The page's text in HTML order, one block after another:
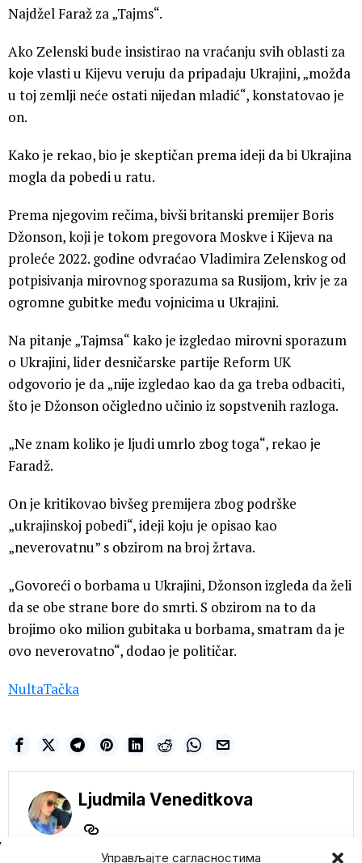
Управљајте сагласностима
Najdžel Faraž za „Tajms“.
Ako Zelenski bude insistirao na vraćanju svih oblasti za
koje vlasti u Kijevu veruju da pripadaju Ukrajini, „možda
u toj zemlji neće ostati nijedan mladić“, konstatovao je
on.
Kako je rekao, bio je skeptičan prema ideji da bi Ukrajina
mogla da pobedi u ratu.
Prema njegovim rečima, bivši britanski premijer Boris
Džonson, koji je tokom pregovora Moskve i Kijeva na
proleće 2022. godine odvraćao Vladimira Zelenskog od
potpisivanja mirovnog sporazuma sa Rusijom, kriv je za
ogromne gubitke među vojnicima u Ukrajini.
Na pitanje „Tajmsa“ kako je izgledao mirovni sporazum
o Ukrajini, lider desničarske partije Reform UK
odgovorio je da „nije izgledao kao da ga treba odbaciti,
što je Džonson očigledno učinio iz sopstvenih razloga.
„Ne znam koliko je ljudi umrlo zbog toga“, rekao je
Faradž.
On je kritikovao bivšeg premijera zbog podrške
„ukrajinskoj pobedi“, ideji koju je opisao kao
„neverovatnu” s obzirom na broj žrtava.
„Govoreći o borbama u Ukrajini, Džonson izgleda da želi
da se obe strane bore do smrti. S obzirom na to da
brojimo oko milion gubitaka u borbama, smatram da je
ovo neverovatno“, dodao je političar.
NultaTačka
Ljudmila Veneditkova